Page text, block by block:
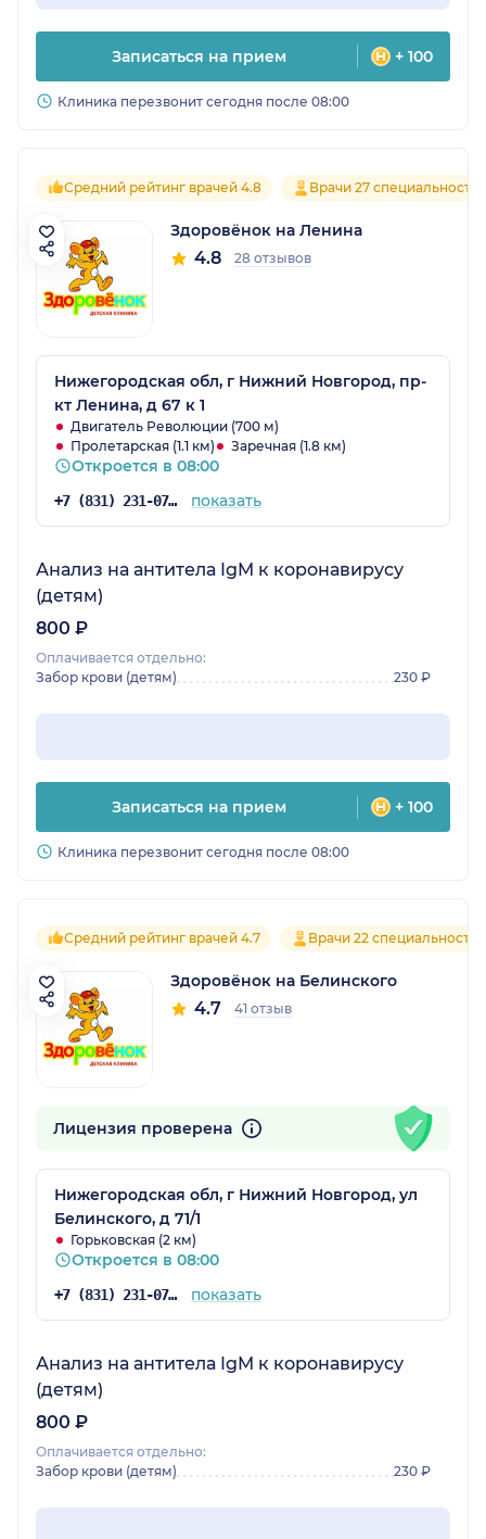
Записаться на прием + 100
Клиника перезвонит сегодня после 08:00
Средний рейтинг врачей 4.8 Врачи 27
Здоровёнок на Ленина
4.8 28 отзывов
Нижегородская обл, г Нижний Новгород, пр-
кт Ленина, д 67 к 1
Двигатель Революции (700 м)
Пролетарская (1.1 км)
Заречная (1.8 км)
Откроется в 08:00
+7 (831) 231-07-42 показать
Анализ на антитела IgM к коронавирусу
(детям)
800 ₽
Оплачивается отдельно:
Забор крови (детям)
230 ₽
Записаться на прием + 100
Клиника перезвонит сегодня после 08:00
Средний рейтинг врачей 4.7 Врачи 22 специальностей
Здоровёнок на Белинского
4.7 41 отзыв
Лицензия проверена
Нижегородская обл, г Нижний Новгород, ул
Белинского, д 71/1
Горьковская (2 км)
Откроется в 08:00
+7 (831) 231-07-42 показать
Анализ на антитела IgM к коронавирусу
(детям)
800 ₽
Оплачивается отдельно:
Забор крови (детям)
230 ₽